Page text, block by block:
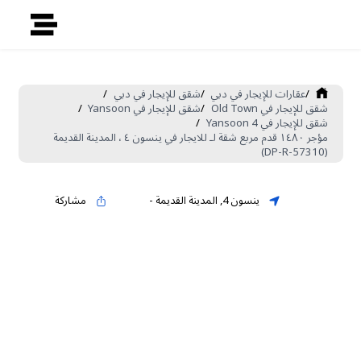
/عقارات للإيجار في دبي /شقق للإيجار في دبي /
شقق للإيجار في Old Town /شقق للإيجار في Yansoon /
شقق للإيجار في Yansoon 4 /
مؤجر ١٤٨٠ قدم مربع شقة لـ للايجار في ينسون ٤ ، المدينة القديمة
(DP-R-57310)
ينسون 4 ,المدينة القديمة- مشاركة